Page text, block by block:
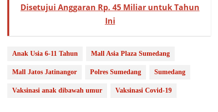
Disetujui Anggaran Rp. 45 Miliar untuk Tahun
Ini
Anak Usia 6-11 Tahun Mall Asia Plaza Sumedang
Mall Jatos Jatinangor Polres Sumedang Sumedang
Vaksinasi anak dibawah umur Vaksinasi Covid-19